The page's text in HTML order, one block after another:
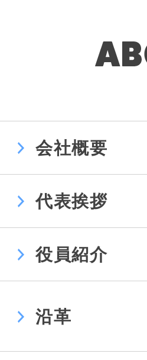
会社概要
代表挨拶
役員紹介
沿革